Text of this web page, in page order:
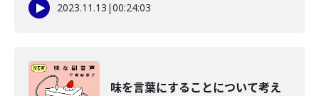
2023.11.13 |00:24:03
味を言葉にすることについて考え